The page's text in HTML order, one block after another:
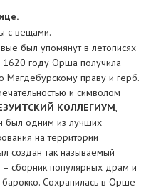
с вещами.
был упомянут в летописях
году Орша получила
Магдебурскому праву и герб.
и символом
КОЛЛЕГИУМ,
был одним из лучших
на территории
создан так называемый
сборник популярных драм и
Сохранилась в Орше